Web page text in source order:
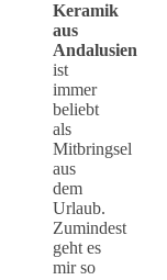
Keramik
aus
Andalusien
ist
immer
beliebt
als
Mitbringsel
aus
dem
Urlaub.
Zumindest
geht es
mir so